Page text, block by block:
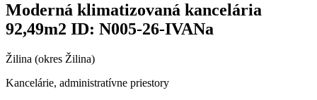
Moderná klimatizovaná kancelária
92,49m2 ID: N005-26-IVANa
Žilina (okres Žilina)
Kancelárie, administratívne priestory